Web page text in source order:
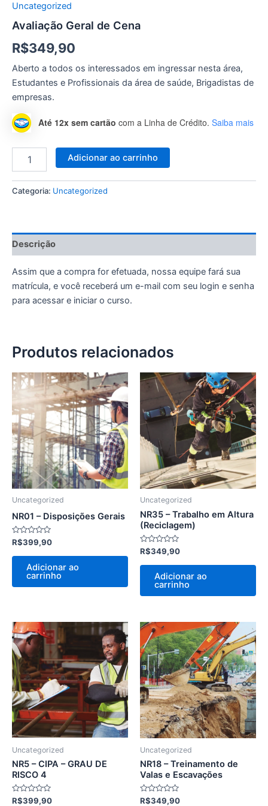
Uncategorized
Avaliação Geral de Cena
R$349,90
Aberto a todos os interessados em ingressar nesta área,
Estudantes e Profissionais da área de saúde, Brigadistas de
empresas.
Até 12x sem cartão com a Linha de Crédito. Saiba mais
Adicionar ao carrinho
Categoria: Uncategorized
Descrição
Assim que a compra for efetuada, nossa equipe fará sua
matrícula, e você receberá um e-mail com seu login e senha
para acessar e iniciar o curso.
Produtos relacionados
Uncategorized
NR01 – Disposições Gerais
Avaliação
0
de
R$399,90
Adicionar ao
carrinho
Uncategorized
NR35 – Trabalho em Altura
(Reciclagem)
Avaliação
0
de
R$349,90
Adicionar ao
carrinho
Uncategorized
NR5 – CIPA – GRAU DE
RISCO 4
Avaliação
R$399,90
Uncategorized
NR18 – Treinamento de
Valas e Escavações
Avaliação
R$349,90